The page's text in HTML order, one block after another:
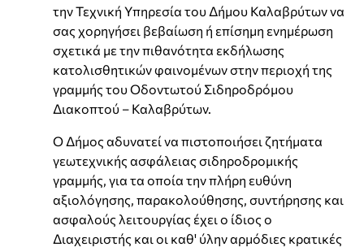
την Τεχνική Υπηρεσία του Δήμου Καλαβρύτων να
σας χορηγήσει βεβαίωση ή επίσημη ενημέρωση
σχετικά με την πιθανότητα εκδήλωσης
κατολισθητικών φαινομένων στην περιοχή της
γραμμής του Οδοντωτού Σιδηροδρόμου
Διακοπτού – Καλαβρύτων.
Ο Δήμος αδυνατεί να πιστοποιήσει ζητήματα
γεωτεχνικής ασφάλειας σιδηροδρομικής
γραμμής, για τα οποία την πλήρη ευθύνη
αξιολόγησης, παρακολούθησης, συντήρησης και
ασφαλούς λειτουργίας έχει ο ίδιος ο
Διαχειριστής και οι καθ' ύλην αρμόδιες κρατικές